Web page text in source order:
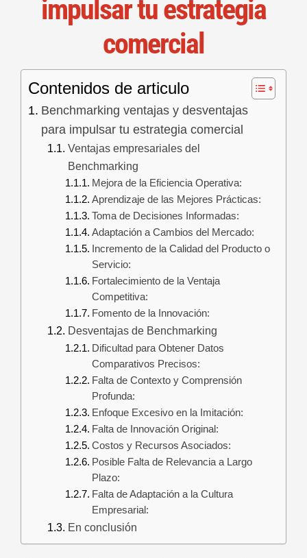
impulsartu estrategia
comercial
Contenidos de articulo
Benchmarking ventajas y desventajas
para impulsar tu estrategia comercial
Ventajas empresariales del
Benchmarking
Mejora de la Eficiencia Operativa:
Aprendizaje de las Mejores Prácticas:
Toma de Decisiones Informadas:
Adaptación a Cambios del Mercado:
Incremento de la Calidad del Producto o
Servicio:
Fortalecimiento de la Ventaja
Competitiva:
Fomento de la Innovación:
Desventajas de Benchmarking
Dificultad para Obtener Datos
Comparativos Precisos:
Falta de Contexto y Comprensión
Profunda:
Enfoque Excesivo en la Imitación:
Falta de Innovación Original:
Costos y Recursos Asociados:
Posible Falta de Relevancia a Largo
Plazo:
Falta de Adaptación a la Cultura
Empresarial:
En conclusión